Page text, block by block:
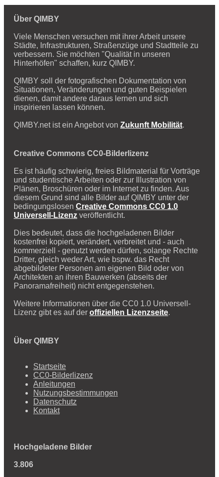
Über QIMBY
Viele Menschen versuchen mit ihrer Arbeit unsere
Städte, Infrastrukturen, Straßenzüge und Stadtteile zu
verbessern. Sie möchten "Qualität in unseren
Hinterhöfen" schaffen, kurz QIMBY.
QIMBY soll der fotografischen Dokumentation von
Situationen, Veränderungen und guten Beispielen
dienen, damit andere daraus lernen und sich
inspirieren lassen können.
QIMBY.net ist ein Angebot von Zukunft Mobilität.
Creative Commons CC0-Bilderlizenz
Es ist häufig schwierig, freies Bildmaterial für Vorträge
und studentische Arbeiten oder zur Illustration von
Plänen, Broschüren oder im Internet zu finden. Aus
diesem Grund sind alle Bilder auf QIMBY unter der
bedingungslosen Creative Commons CC0 1.0
Universell-Lizenz veröffentlicht.
Dies bedeutet, dass die hochgeladenen Bilder
kostenfrei kopiert, verändert, verbreitet und - auch
kommerziell - genutzt werden dürfen, solange Rechte
Dritter, gleich weder Art, wie bspw. das Recht
abgebildeter Personen am eigenen Bild oder von
Architekten an ihren Bauwerken (abseits der
Panoramafreiheit) nicht entgegenstehen.
Weitere Informationen über die CC0 1.0 Universell-
Lizenz gibt es auf der offiziellen Lizenzseite.
Über QIMBY
Startseite
CC0-Bilderlizenz
Anleitungen
Nutzungsbestimmungen
Datenschutz
Kontakt
Hochgeladene Bilder
3.806